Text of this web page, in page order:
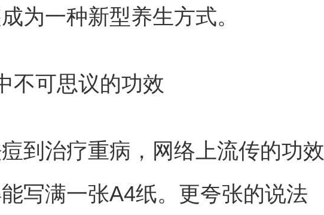
成为一种新型养生方式。
不可思议的功效
到治疗重病，网络上流传的功效
写满一张A4纸。更夸张的说法